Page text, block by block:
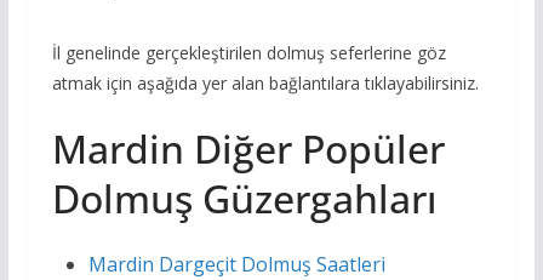
İl genelinde gerçekleştirilen dolmuş seferlerine göz
atmak için aşağıda yer alan bağlantılara tıklayabilirsiniz.
Mardin Diğer Popüler
Dolmuş Güzergahları
Mardin Dargeçit Dolmuş Saatleri